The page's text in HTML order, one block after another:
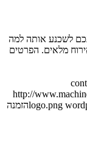
לשכנע אותה למה
מלאים. הפרטים
http://
logo.pngהזמנה